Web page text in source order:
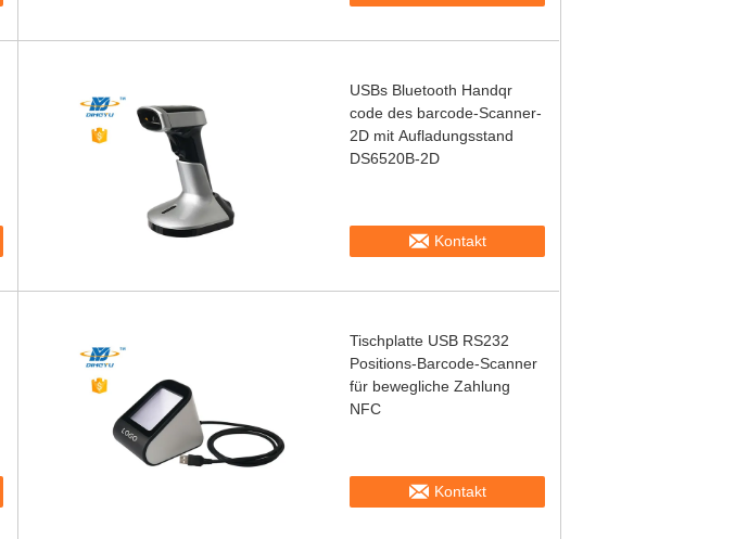
USBs Bluetooth Handqr
code des barcode-Scanner-
2D mit Aufladungsstand
DS6520B-2D
Kontakt
Tischplatte USB RS232
Positions-Barcode-Scanner
für bewegliche Zahlung
NFC
Kontakt